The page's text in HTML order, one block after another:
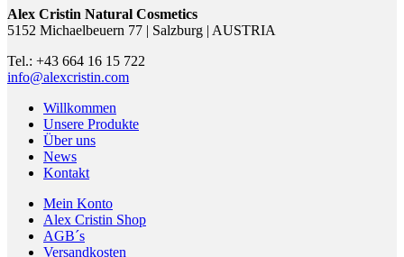
Alex Cristin Natural Cosmetics
5152 Michaelbeuern 77 | Salzburg | AUSTRIA
Tel.: +43 664 16 15 722
info@alexcristin.com
Willkommen
Unsere Produkte
Über uns
News
Kontakt
Mein Konto
Alex Cristin Shop
AGB´s
Versandkosten